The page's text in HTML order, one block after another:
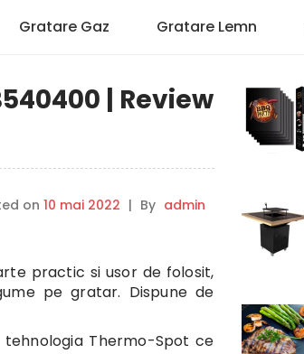
Gratare Gaz Gratare Lemn
| Review
on 10 mai 2022 | By admin
practic si usor de folosit,
pe gratar. Dispune de
Thermo-Spot ce